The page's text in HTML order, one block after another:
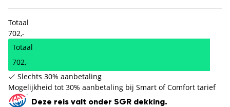
Totaal
702,-
Totaal
702,-
Slechts 30% aanbetaling
Mogelijkheid tot 30% aanbetaling bij Smart of Comfort tarief
Deze reis valt onder SGR dekking.